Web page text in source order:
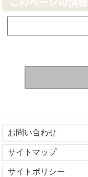
お問い合わせ
サイトマップ
サイトポリシー